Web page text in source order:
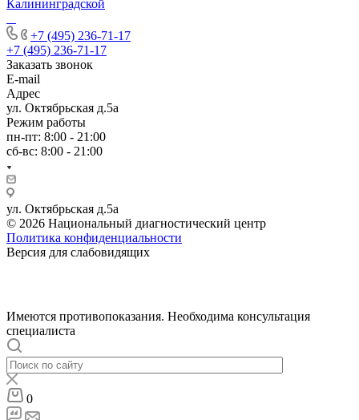
+7 (495) 236-71-17
+7 (495) 236-71-17
Заказать звонок
E-mail
Адрес
ул. Октябрьская д.5а
Режим работы
пн-пт: 8:00 - 21:00
сб-вс: 8:00 - 21:00
ул. Октябрьская д.5а
© 2026 Национальный диагностический центр
Политика конфиденциальности
Версия для слабовидящих
Имеются противопоказания. Необходима консультация
специалиста
0